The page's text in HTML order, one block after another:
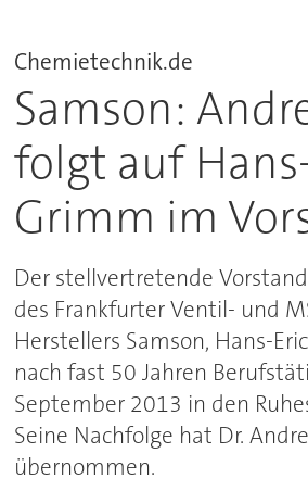
Chemietechnik.de
Samson:
folgt auf
Grimm im
Der stellvertretende
des Frankfurter Ventil- und
Herstellers Samson, Hans-
nach fast 50 Jahren
September 2013 in den
Seine Nachfolge hat Dr.
übernommen.